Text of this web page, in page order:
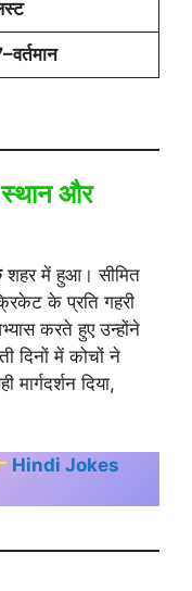
और
शहर में हुआ। सीमित
के प्रति गहरी
करते हुए उन्होंने
दिनों में कोचों ने
दिया,
Hindi Jokes